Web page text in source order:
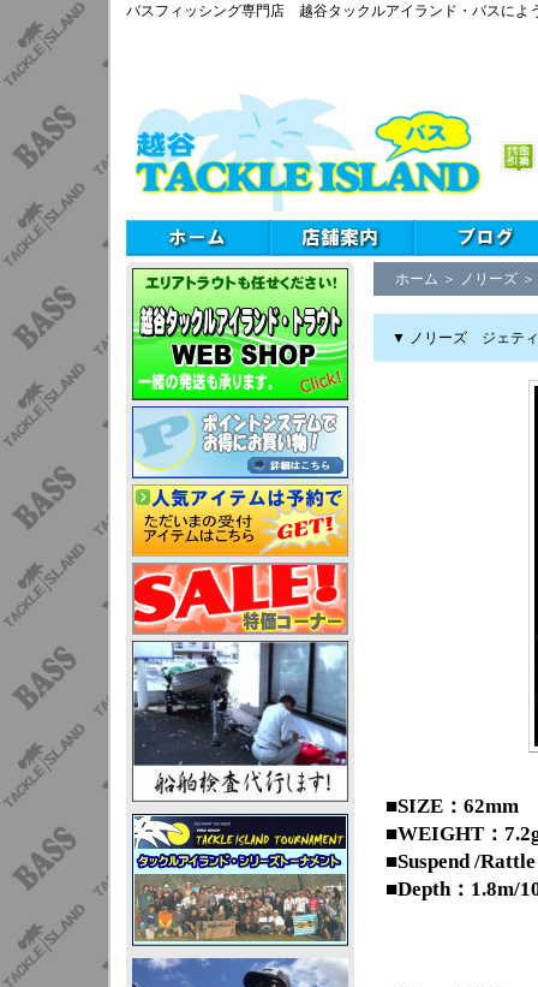
バスフィッシング専門店 越谷タックルアイランド・バスによ
ホーム ＞ ノリーズ ＞
▼ ノリーズ ジェティ
■SIZE：62mm
■WEIGHT：
■Suspend /Rattle
■Depth：1.8m/